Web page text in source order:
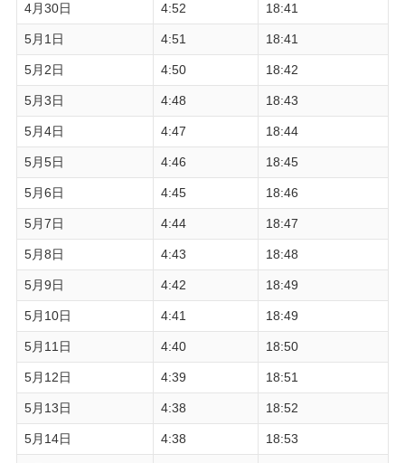
4月30日 4:52 18:41
5月1日 4:51 18:41
5月2日 4:50 18:42
5月3日 4:48 18:43
5月4日 4:47 18:44
5月5日 4:46 18:45
5月6日 4:45 18:46
5月7日 4:44 18:47
5月8日 4:43 18:48
5月9日 4:42 18:49
5月10日 4:41 18:49
5月11日 4:40 18:50
5月12日 4:39 18:51
5月13日 4:38 18:52
5月14日 4:38 18:53